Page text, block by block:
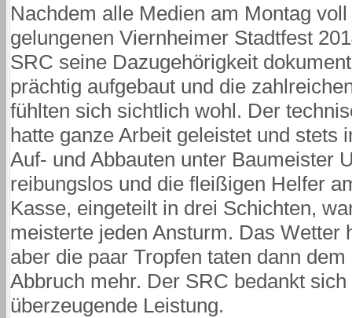
Nachdem alle Medien am Montag
gelungenen Viernheimer Stadtfest
SRC seine Dazugehörigkeit
prächtig aufgebaut und die
fühlten sich sichtlich wohl. Der
hatte ganze Arbeit geleistet und stets
Auf- und Abbauten unter Baumeister
reibungslos und die fleißigen Helfer
Kasse, eingeteilt in drei Schichten,
meisterte jeden Ansturm. Das Wetter
aber die paar Tropfen taten dann
Abbruch mehr. Der SRC bedankt
überzeugende Leistung.